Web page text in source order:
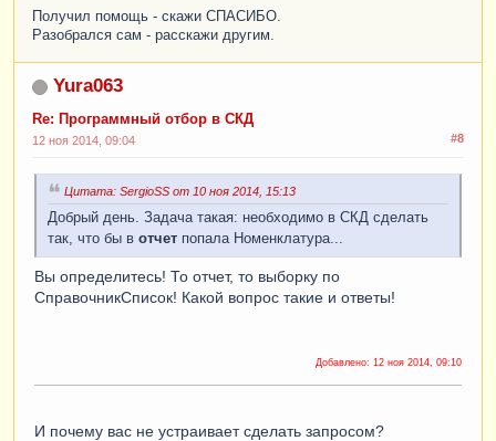
Получил помощь - скажи СПАСИБО.
Разобрался сам - расскажи другим.
Yura063
Re: Программный отбор в СКД
#8
12 ноя 2014, 09:04
Цитата: SergioSS от 10 ноя 2014, 15:13
Добрый день. Задача такая: необходимо в СКД сделать
так, что бы в отчет попала Номенклатура...
Вы определитесь! То отчет, то выборку по
СправочникСписок! Какой вопрос такие и ответы!
Добавлено: 12 ноя 2014, 09:10
И почему вас не устраивает сделать запросом?